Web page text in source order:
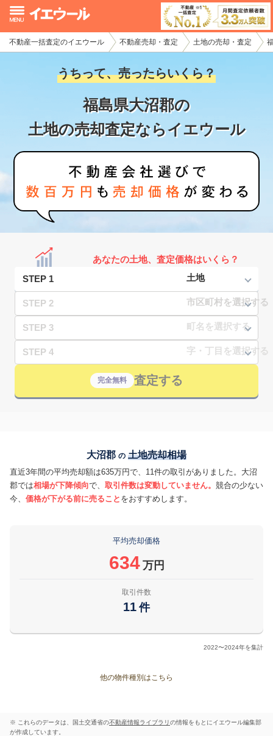
不動産一括査定のイエウール 不動産売却・査定 土地の売却・査定
うちって、売ったらいくら？
福島県大沼郡の
土地の売却査定ならイエウール
あなたの土地、査定価格はいくら？
STEP 1
STEP 2
STEP 3
STEP 4
完全無料 査定する
大沼郡 の 土地売却相場
直近3年間の平均売却額は635万円で、11件の取引がありました。大沼
郡では相場が下降傾向で、 取引件数は変動していません。 競合の少ない
今、 価格が下がる前に売ること をおすすめします。
平均売却価格
634 万円
取引件数
11 件
2022〜2024年を集計
他の物件種別はこちら
※ これらのデータは、国土交通省の不動産情報ライブラリの情報をもとにイエウール編集部
が作成しています。
イエウール加盟希望の不動産会社様
初めての方へ
不動産売却の流れ
不動産の売却・一括査定
家査定シミュレーター
お問い合わせ